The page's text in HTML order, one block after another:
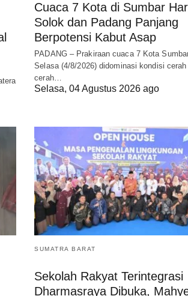
Cuaca 7 Kota di Sumbar
Solok dan Padang Panjang
Berpotensi Kabut Asap
PADANG – Prakiraan cuaca 7 Kota
Selasa (4/8/2026) didominasi kondisi cerah
cerah…
Selasa, 04 Agustus 2026 ago
SUMATRA BARAT
Sekolah Rakyat Terintegrasi
Dharmasraya Dibuka,